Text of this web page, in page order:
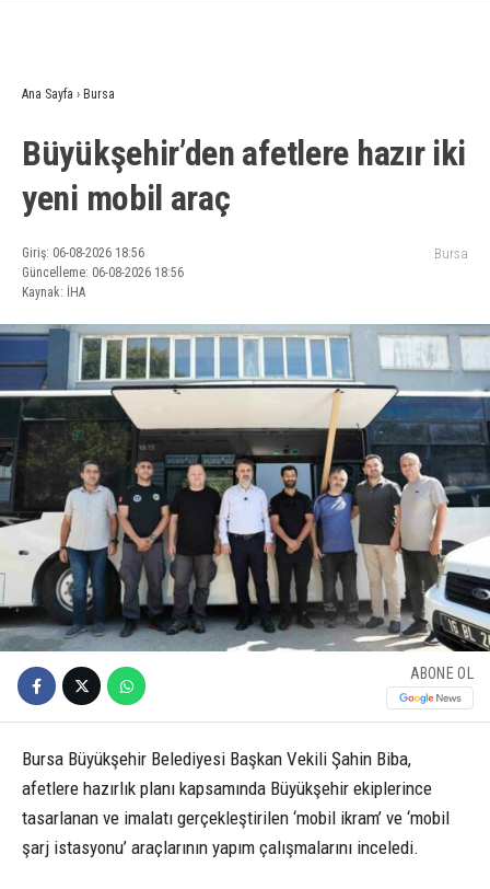
Ana Sayfa › Bursa
Büyükşehir’den afetlere hazır iki
yeni mobil araç
Giriş: 06-08-2026 18:56
Güncelleme: 06-08-2026 18:56
Kaynak: İHA
Bursa
ABONE OL
Bursa Büyükşehir Belediyesi Başkan Vekili Şahin Biba,
afetlere hazırlık planı kapsamında Büyükşehir ekiplerince
tasarlanan ve imalatı gerçekleştirilen ‘mobil ikram’ ve ‘mobil
şarj istasyonu’ araçlarının yapım çalışmalarını inceledi.